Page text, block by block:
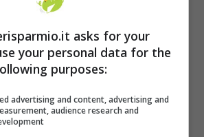
altre agevolazioni tariffarie.
per ottenere
bonus trasporti
asks for your
your personal data for the
purposes:
advertising and content, advertising and
audience research and